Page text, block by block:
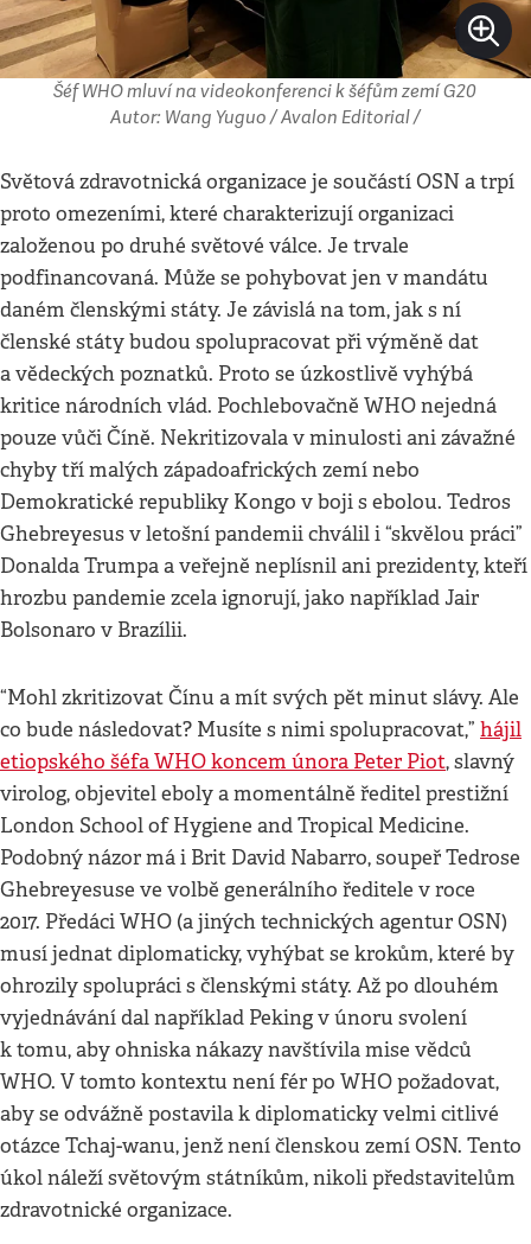
Šéf WHO mluví na videokonferenci k šéfům zemí G20
Autor: Wang Yuguo / Avalon Editorial /
Světová zdravotnická organizace je součástí OSN a trpí
proto omezeními, které charakterizují organizaci
založenou po druhé světové válce. Je trvale
podfinancovaná. Může se pohybovat jen v mandátu
daném členskými státy. Je závislá na tom, jak s ní
členské státy budou spolupracovat při výměně dat
a vědeckých poznatků. Proto se úzkostlivě vyhýbá
kritice národních vlád. Pochlebovačně WHO nejedná
pouze vůči Číně. Nekritizovala v minulosti ani závažné
chyby tří malých západoafrických zemí nebo
Demokratické republiky Kongo v boji s ebolou. Tedros
Ghebreyesus v letošní pandemii chválil i “skvělou práci”
Donalda Trumpa a veřejně neplísnil ani prezidenty, kteří
hrozbu pandemie zcela ignorují, jako například Jair
Bolsonaro v Brazílii.
“Mohl zkritizovat Čínu a mít svých pět minut slávy. Ale
co bude následovat? Musíte s nimi spolupracovat,” hájil
etiopského šéfa WHO koncem února Peter Piot, slavný
virolog, objevitel eboly a momentálně ředitel prestižní
London School of Hygiene and Tropical Medicine.
Podobný názor má i Brit David Nabarro, soupeř Tedrose
Ghebreyesuse ve volbě generálního ředitele v roce
2017. Předáci WHO (a jiných technických agentur OSN)
musí jednat diplomaticky, vyhýbat se krokům, které by
ohrozily spolupráci s členskými státy. Až po dlouhém
vyjednávání dal například Peking v únoru svolení
k tomu, aby ohniska nákazy navštívila mise vědců
WHO. V tomto kontextu není fér po WHO požadovat,
aby se odvážně postavila k diplomaticky velmi citlivé
otázce Tchaj-wanu, jenž není členskou zemí OSN. Tento
úkol náleží světovým státníkům, nikoli představitelům
zdravotnické organizace.